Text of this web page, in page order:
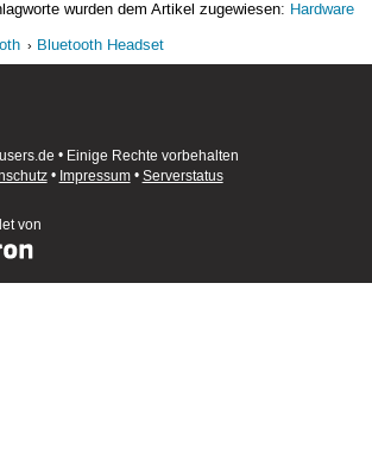
wurden dem Artikel zugewiesen: Hardware
Bluetooth Headset
• Einige Rechte vorbehalten
• Impressum• Serverstatus
von